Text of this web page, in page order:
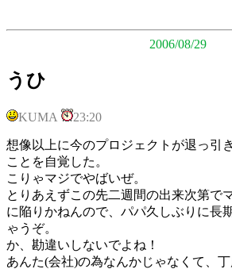
2006/08/29
うひ
KUMA 23:20
想像以上に今のプロジェクトが退っ引
ことを自覚した。
こりゃマジでやばいぜ。
とりあえずこの先二週間の出来次第で
に陥りかねんので、パパ久しぶりに長
ゃうぞ。
か、勘違いしないでよね！
あんた(会社)の為なんかじゃなくて、